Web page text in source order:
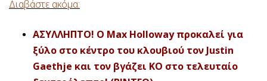
Διαβάστε ακόμα:
ΑΣΥΛΛΗΠΤΟ! O Max Holloway προκαλεί για
ξύλο στο κέντρο του κλουβιού τον Justin
Gaethje και τον βγάζει KO στο τελευταίο